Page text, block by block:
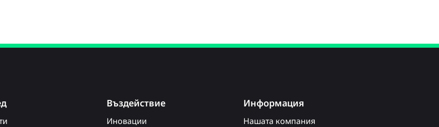
Въздействие
Иновации
Информация
Нашата компания